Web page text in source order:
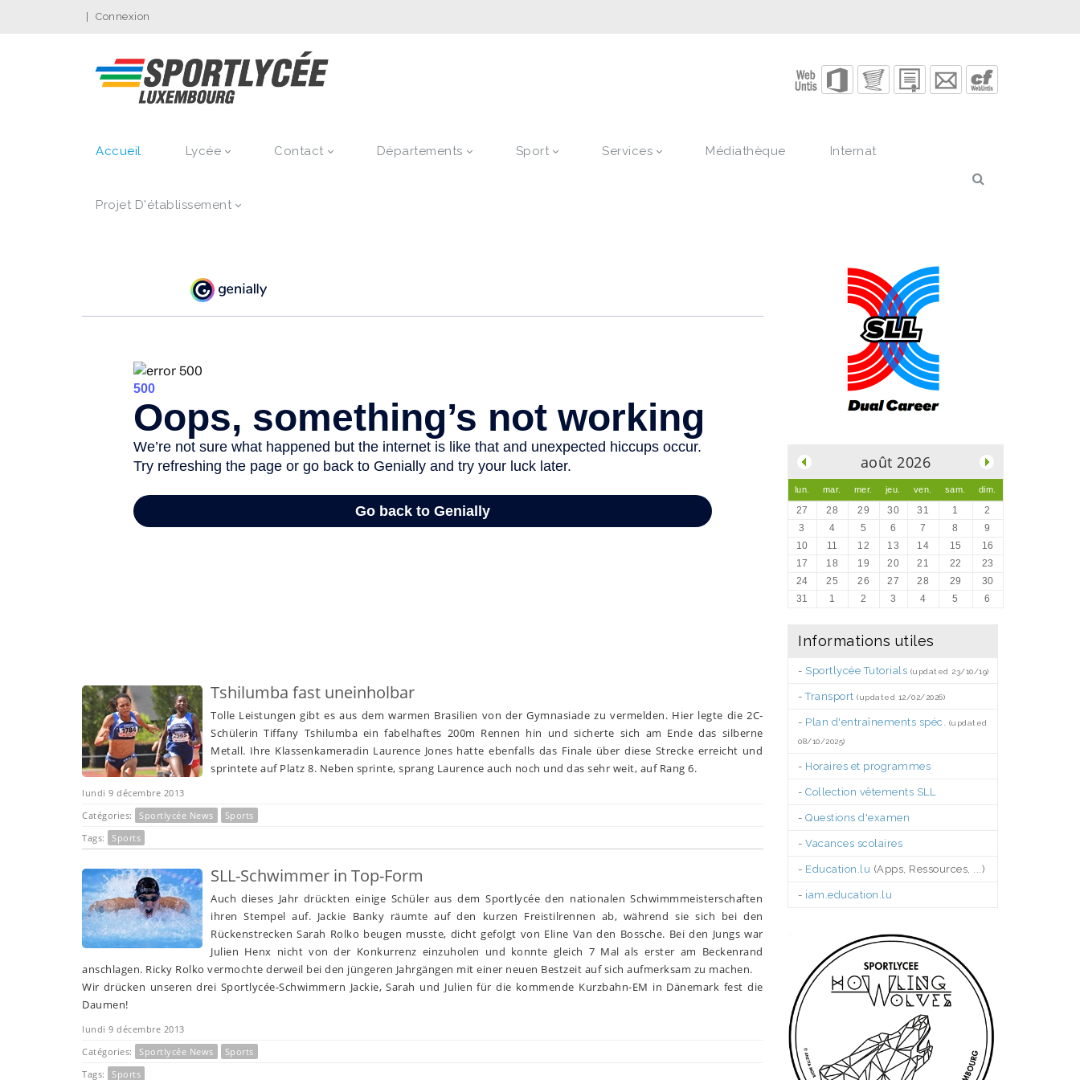
Connexion
Accueil Lycée Contact Départements Sport Services Médiathèque Internat
Projet D'établissement
Tshilumba fast uneinholbar
Tolle Leistungen gibt es aus dem warmen Brasilien von der Gymnasiade zu vermelden. Hier legte die 2C-
Schülerin Tiffany Tshilumba ein fabelhaftes 200m Rennen hin und sicherte sich am Ende das silberne
Metall. Ihre Klassenkameradin Laurence Jones hatte ebenfalls das Finale über diese Strecke erreicht und
sprintete auf Platz 8. Neben sprinte, sprang Laurence auch noch und das sehr weit, auf Rang 6.
lundi 9 décembre 2013
Catégories:
Sportlycée News
Sports
Tags:
Sports
SLL-Schwimmer in Top-Form
Auch dieses Jahr drückten einige Schüler aus dem Sportlycée den nationalen Schwimmmeisterschaften
ihren Stempel auf. Jackie Banky räumte auf den kurzen Freistilrennen ab, während sie sich bei den
Rückenstrecken Sarah Rolko beugen musste, dicht gefolgt von Eline Van den Bossche. Bei den Jungs war
Julien Henx nicht von der Konkurrenz einzuholen und konnte gleich 7 Mal als erster am Beckenrand
anschlagen. Ricky Rolko vermochte derweil bei den jüngeren Jahrgängen mit einer neuen Bestzeit auf sich aufmerksam zu machen.
Wir drücken unseren drei Sportlycée-Schwimmern Jackie, Sarah und Julien für die kommende Kurzbahn-EM in Dänemark fest die
Daumen!
lundi 9 décembre 2013
Catégories:
Sportlycée News
Sports
Tags:
Sports
août 2026
lun. mar. mer. jeu. ven. sam. dim.
27 28 29 30 31 1
2
3
4 5 6 7 8
9
10
11 12 13 14 15
16
17
18 19 20 21 22
23
24
25 26 27 28 29
30
31
1 2 3 4 5 6
Informations utiles
- Sportlycée Tutorials (updated 23/10/19)
-Transport (updated 12/02/2026)
- Plan d'entraînements spéc. (updated
08/10/2025)
- Horaires et programmes
- Collection vêtements SLL
- Questions d'examen
- Vacances scolaires
- Education.lu (Apps, Ressources, ...)
- iam.education.lu